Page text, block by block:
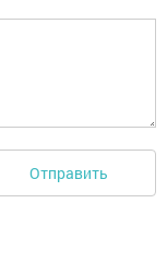
Отправить